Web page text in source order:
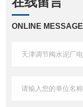
ONLINE MESSAGE